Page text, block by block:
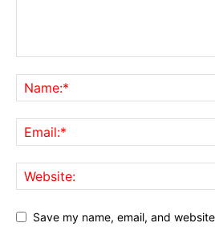
Save my name, email, and